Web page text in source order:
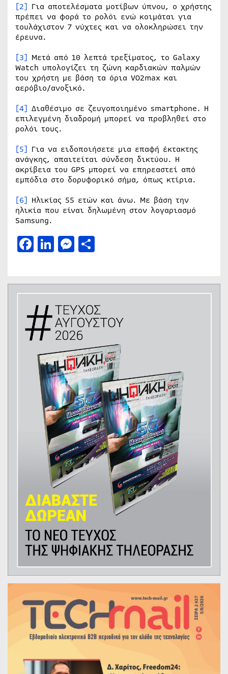
[2] Για αποτελέσματα μοτίβων ύπνου, ο χρήστης
πρέπει να φορά το ρολόι ενώ κοιμάται για
τουλάχιστον 7 νύχτες και να ολοκληρώσει την
έρευνα.
[3] Μετά από 10 λεπτά τρεξίματος, το Galaxy
Watch υπολογίζει τη ζώνη καρδιακών παλμών
του χρήστη με βάση τα όρια VO2max και
αερόβιο/ανοξικό.
[4] Διαθέσιμο σε ζευγοποιημένο smartphone. Η
επιλεγμένη διαδρομή μπορεί να προβληθεί στο
ρολόι τους.
[5] Για να ειδοποιήσετε μια επαφή έκτακτης
ανάγκης, απαιτείται σύνδεση δικτύου. Η
ακρίβεια του GPS μπορεί να επηρεαστεί από
εμπόδια στο δορυφορικό σήμα, όπως κτίρια.
[6] Ηλικίας 55 ετών και άνω. Με βάση την
ηλικία που είναι δηλωμένη στον λογαριασμό
Samsung.
Facebook
LinkedIn
Messenger